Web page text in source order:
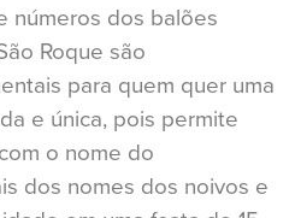
números dos balões
Roque são
para quem quer uma
e única, pois permite
o nome do
dos nomes dos noivos e